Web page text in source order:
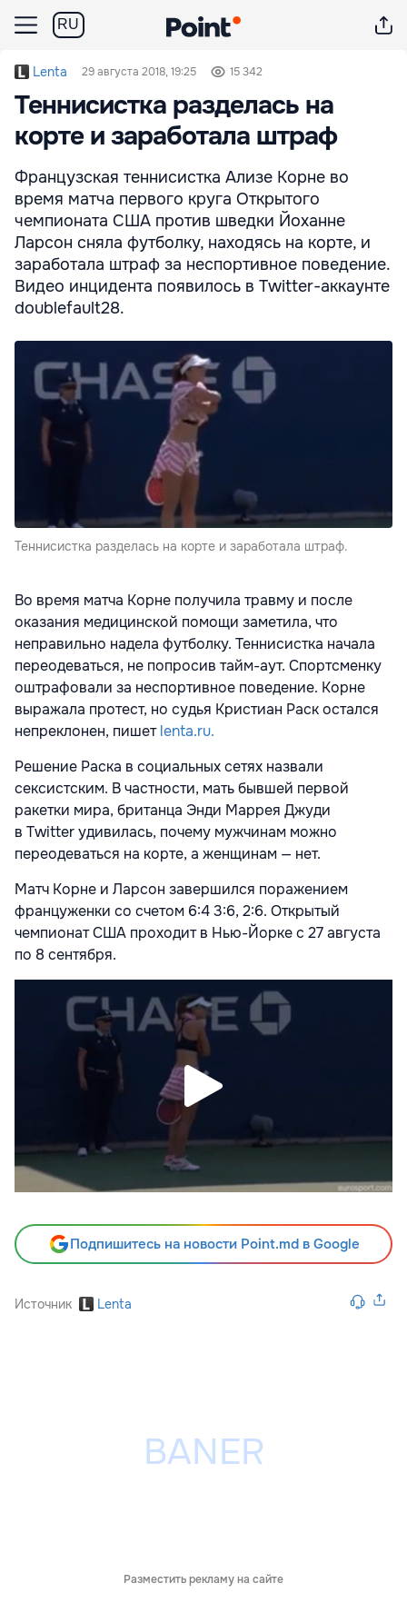
RU
Lenta 29 августа 2018, 19:25 15 342
Теннисистка разделась на
корте и заработала штраф
Французская теннисистка Ализе Корне во
время матча первого круга Открытого
чемпионата США против шведки Йоханне
Ларсон сняла футболку, находясь на корте, и
заработала штраф за неспортивное поведение.
Видео инцидента появилось в Twitter-аккаунте
doublefault28.
Теннисистка разделась на корте и заработала штраф.
Во время матча Корне получила травму и после
оказания медицинской помощи заметила, что
неправильно надела футболку. Теннисистка начала
переодеваться, не попросив тайм-аут. Спортсменку
оштрафовали за неспортивное поведение. Корне
выражала протест, но судья Кристиан Раск остался
непреклонен, пишетlenta.ru.
Решение Раска в социальных сетях назвали
сексистским. В частности, мать бывшей первой
ракетки мира, британца Энди Маррея Джуди
в Twitter удивилась, почему мужчинам можно
переодеваться на корте, а женщинам — нет.
Матч Корне и Ларсон завершился поражением
француженки со счетом 6:4 3:6, 2:6. Открытый
чемпионат США проходит в Нью-Йорке с 27 августа
по 8 сентября.
Подпишитесь на новости Point.md в Google
Источник Lenta
Разместить рекламу на сайте